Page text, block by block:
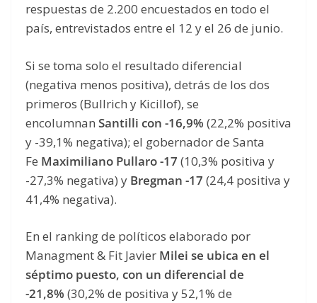
respuestas de 2.200 encuestados en todo el
país, entrevistados entre el 12 y el 26 de junio.
Si se toma solo el resultado diferencial
(negativa menos positiva), detrás de los dos
primeros (Bullrich y Kicillof), se
encolumnan Santilli con -16,9% (22,2% positiva
y -39,1% negativa); el gobernador de Santa
Fe Maximiliano Pullaro -17 (10,3% positiva y
-27,3% negativa) y Bregman -17 (24,4 positiva y
41,4% negativa).
En el ranking de políticos elaborado por
Managment & Fit Javier Milei se ubica en el
séptimo puesto, con un diferencial de
-21,8% (30,2% de positiva y 52,1% de